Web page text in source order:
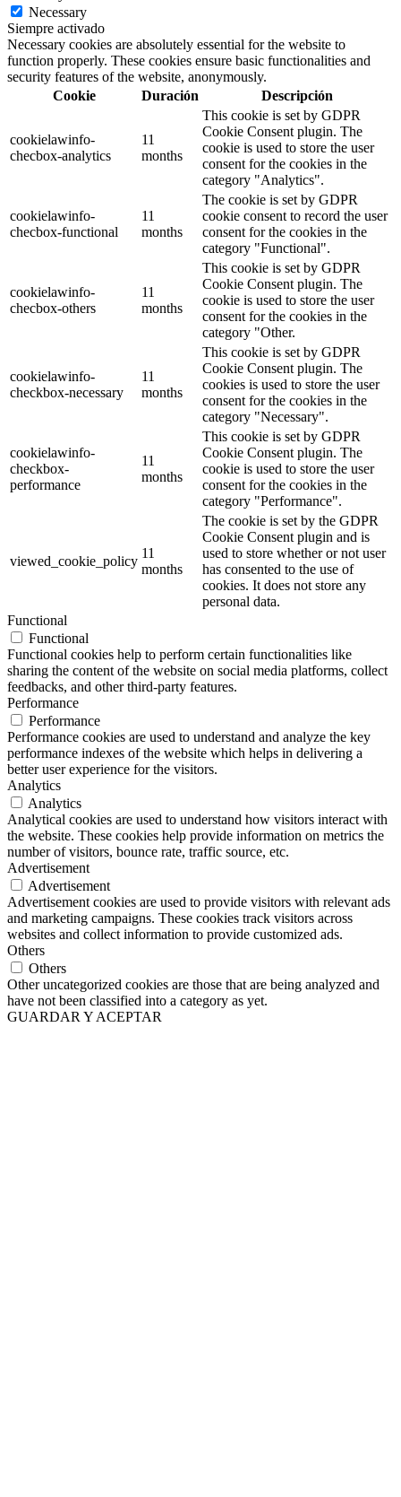
Necessary
Siempre activado
Necessary cookies are absolutely essential for the website to
function properly. These cookies ensure basic functionalities and
security features of the website, anonymously.
Cookie
Duración Descripción
cookielawinfo-
checbox-analytics
11
months
This cookie is set by GDPR
Cookie Consent plugin. The
cookie is used to store the user
consent for the cookies in the
category "Analytics".
cookielawinfo-
checbox-functional
11
months
The cookie is set by GDPR
cookie consent to record the user
consent for the cookies in the
category "Functional".
cookielawinfo-
checbox-others
11
months
This cookie is set by GDPR
Cookie Consent plugin. The
cookie is used to store the user
consent for the cookies in the
category "Other.
cookielawinfo-
checkbox-necessary
11
months
This cookie is set by GDPR
Cookie Consent plugin. The
cookies is used to store the user
consent for the cookies in the
category "Necessary".
cookielawinfo-
checkbox-
performance
11
months
This cookie is set by GDPR
Cookie Consent plugin. The
cookie is used to store the user
consent for the cookies in the
category "Performance".
viewed_cookie_policy
11
months
The cookie is set by the GDPR
Cookie Consent plugin and is
used to store whether or not user
has consented to the use of
cookies. It does not store any
personal data.
Functional
Functional
Functional cookies help to perform certain functionalities like
sharing the content of the website on social media platforms, collect
feedbacks, and other third-party features.
Performance
Performance
Performance cookies are used to understand and analyze the key
performance indexes of the website which helps in delivering a
better user experience for the visitors.
Analytics
Analytics
Analytical cookies are used to understand how visitors interact with
the website. These cookies help provide information on metrics the
number of visitors, bounce rate, traffic source, etc.
Advertisement
Advertisement
Advertisement cookies are used to provide visitors with relevant ads
and marketing campaigns. These cookies track visitors across
websites and collect information to provide customized ads.
Others
Others
Other uncategorized cookies are those that are being analyzed and
have not been classified into a category as yet.
GUARDAR Y ACEPTAR